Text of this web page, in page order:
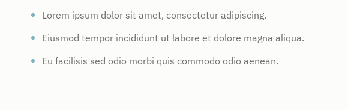
Lorem ipsum dolor sit amet, consectetur adipiscing.
Eiusmod tempor incididunt ut labore et dolore magna aliqua.
Eu facilisis sed odio morbi quis commodo odio aenean.